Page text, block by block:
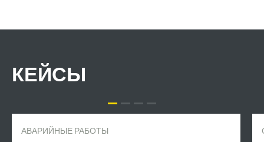
КЕЙСЫ
АВАРИЙНЫЕ РАБОТЫ